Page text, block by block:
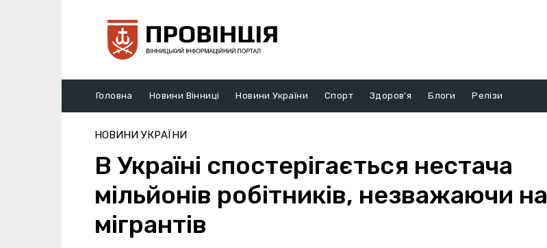
Головна Новини Вінниці Новини України Спорт Здоров’я Блоги Релізи
НОВИНИ УКРАЇНИ
В Україні спостерігається нестача
мільйонів робітників, незважаючи на
мігрантів